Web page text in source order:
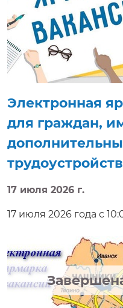
Электронная ярмарка
сайте http://e-
услуга предлагается
значительно
мероприятии примут
Мозырского района.
Электронная
для граждан,
17 июля 2026 г.
17 июля 2026 года с
Городокского
комитета проводит
вакансий для
дополнительные
Будет предложено